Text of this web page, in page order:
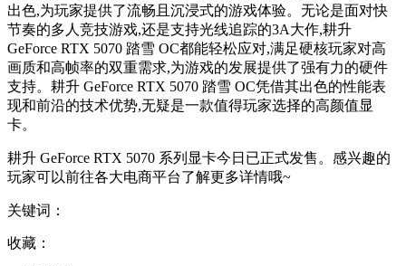
出色,为玩家提供了流畅且沉浸式的游戏体验。无论是面对快
节奏的多人竞技游戏,还是支持光线追踪的3A大作,耕升
GeForce RTX 5070 踏雪 OC都能轻松应对,满足硬核玩家对高
画质和高帧率的双重需求,为游戏的发展提供了强有力的硬件
支持。耕升 GeForce RTX 5070 踏雪 OC凭借其出色的性能表
现和前沿的技术优势,无疑是一款值得玩家选择的高颜值显
卡。
耕升 GeForce RTX 5070 系列显卡今日已正式发售。感兴趣的
玩家可以前往各大电商平台了解更多详情哦~
关键词：
收藏：